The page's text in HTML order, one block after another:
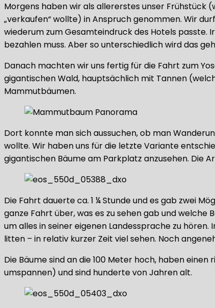
Morgens haben wir als allererstes unser Frühstück
„verkaufen“ wollte) in Anspruch genommen. Wir
wiederum zum Gesamteindruck des Hotels passte.
bezahlen muss. Aber so unterschiedlich wird das
Danach machten wir uns fertig für die Fahrt zum
gigantischen Wald, hauptsächlich mit Tannen
Mammutbäumen.
Dort konnte man sich aussuchen, ob man
wollte. Wir haben uns für die letzte Variante
gigantischen Bäume am Parkplatz anzusehen. Die
Die Fahrt dauerte ca. 1 ¼ Stunde und es gab zwei
ganze Fahrt über, was es zu sehen gab und
um alles in seiner eigenen Landessprache zu
litten – in relativ kurzer Zeit viel sehen. Noch
Die Bäume sind an die 100 Meter hoch, haben
umspannen) und sind hunderte von Jahren alt.